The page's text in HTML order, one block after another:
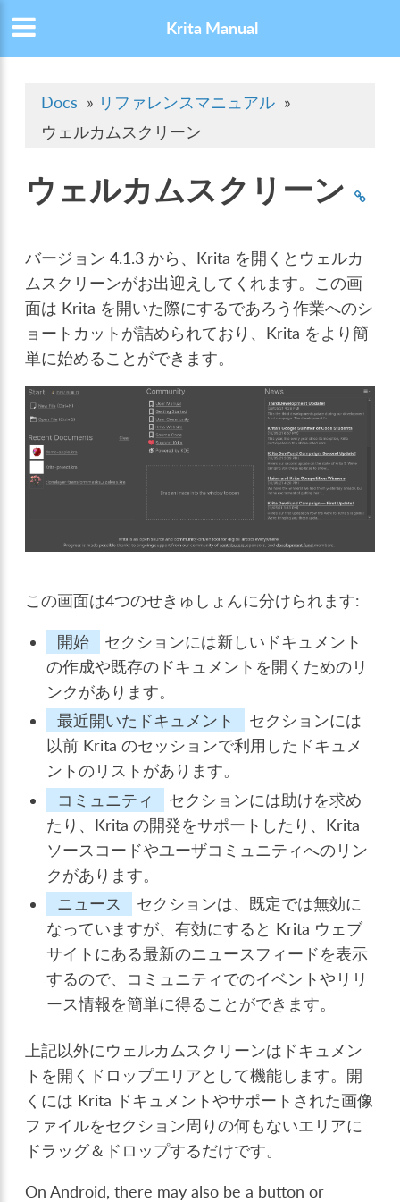
Krita Manual
Docs » リファレンスマニュアル »
ウェルカムスクリーン
ウェルカムスクリーン
バージョン 4.1.3 から、Krita を開くとウェルカ
ムスクリーンがお出迎えしてくれます。この画
面は Krita を開いた際にするであろう作業へのシ
ョートカットが詰められており、Krita をより簡
単に始めることができます。
この画面は4つのせきゅしょんに分けられます:
開始
セクションには新しいドキュメント
の作成や既存のドキュメントを開くためのリ
ンクがあります。
最近開いたドキュメント
セクションには
以前 Krita のセッションで利用したドキュメ
ントのリストがあります。
コミュニティ
セクションには助けを求め
たり、Krita の開発をサポートしたり、Krita
ソースコードやユーザコミュニティへのリン
クがあります。
ニュース
セクションは、既定では無効に
なっていますが、有効にすると Krita ウェブ
サイトにある最新のニュースフィードを表示
するので、コミュニティでのイベントやリリ
ース情報を簡単に得ることができます。
上記以外にウェルカムスクリーンはドキュメン
トを開くドロップエリアとして機能します。開
くには Krita ドキュメントやサポートされた画像
ファイルをセクション周りの何もないエリアに
ドラッグ＆ドロップするだけです。
On Android, there may also be a button or